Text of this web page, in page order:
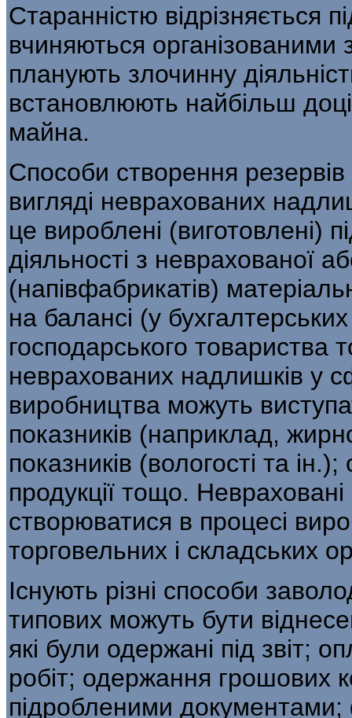
Старанністю відрізняється
вчиняють­ся
планують злочинну
встановлюють найбільш
майна.
Способи створення
вигля­ді неврахованих
це вироблені (виготовлені)
діяльності з неврахованої
(напівфабрикатів)
на балансі (у
господарського
неврахованих надлишків у
виробництва можуть
показників (наприклад,
показників (вологості та
продукції тощо.
створюватися в процесі
торговельних і складських
Існують різні способи
типо­вих можуть бути
які були одер­жані під звіт;
робіт; одержання грошових
підробленими документами;